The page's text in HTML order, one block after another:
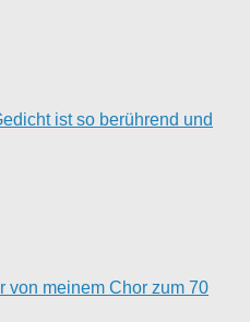
ist so berührend und
von meinem Chor zum 70